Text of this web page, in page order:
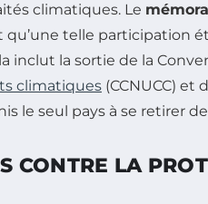
climatiques. Le
telle participation
inclut la sortie de la
climatiques (CCNUCC) et
le seul pays à se retirer
CONTRE LA